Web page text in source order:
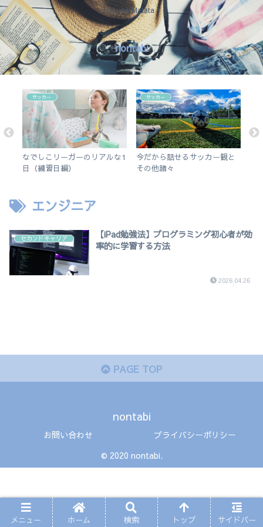
Hakuna Matata !
nontabi
サッカー
なでしこリーガーのリアルな1
日（練習日編）
サッカー
今だから話せるサッカー観と
その他諸々
エンジニア
セカンドキャリア
【iPad勉強法】プログラミング初心者が効
率的に学習する方法
2026.04.26
PAGE TOP
nontabi
お問い合わせ
プライバシーポリシー
© 2020 nontabi.
メニュー ホーム 検索 トップ サイドバー